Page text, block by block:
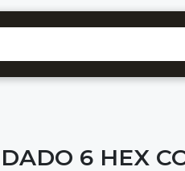
DADO 6 HEX